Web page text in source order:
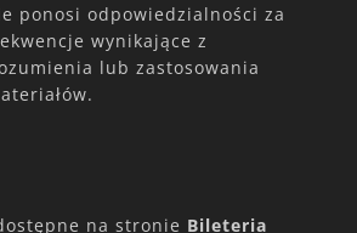
ponosi odpowiedzialności za
wynikające z
lub zastosowania
na stronie Bileteria